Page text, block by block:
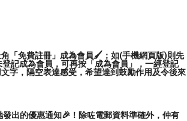
「免費註冊」成為會員🖌️；如(手機網頁版)則先
記成為會員，可再按「成為會員」，一經登記
字，隔空表達感受，希望達到鼓勵作用及令後來
出的優惠通知🎉！除咗電郵資料準確外，仲有